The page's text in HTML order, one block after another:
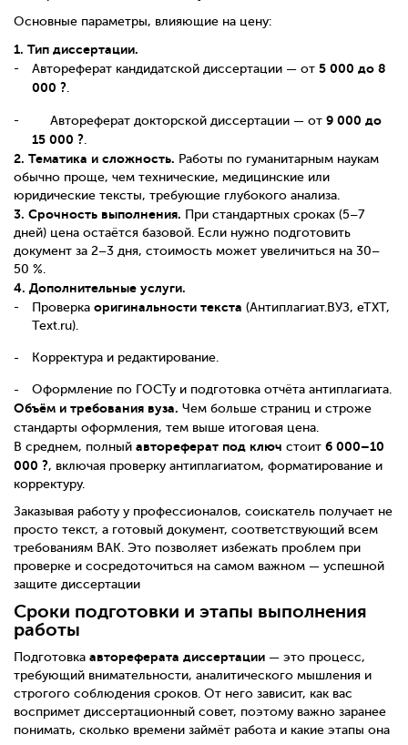
Основные параметры, влияющие на цену:
1. Тип диссертации.
Автореферат кандидатской диссертации — от 5 000 до 8
000 ?
Автореферат докторской диссертации — от 9 000 до
15 000 ?
2. Тематика и сложность. Работы по гуманитарным наукам
обычно проще, чем технические, медицинские или
юридические тексты, требующие глубокого анализа.
3. Срочность выполнения. При стандартных сроках (5–7
дней) цена остаётся базовой. Если нужно подготовить
документ за 2–3 дня, стоимость может увеличиться на 30–
50 %.
4. Дополнительные услуги.
Проверка оригинальности текста (Антиплагиат.ВУЗ, eTXT,
Text.ru).
Корректура и редактирование.
Оформление по ГОСТу и подготовка отчёта антиплагиата.
Объём и требования вуза. Чем больше страниц и строже
стандарты оформления, тем выше итоговая цена.
В среднем, полный автореферат под ключ стоит 6 000–10
000 ?, включая проверку антиплагиатом, форматирование и
корректуру.
Заказывая работу у профессионалов, соискатель получает не
просто текст, а готовый документ, соответствующий всем
требованиям ВАК. Это позволяет избежать проблем при
проверке и сосредоточиться на самом важном — успешной
защите диссертации
Сроки подготовки и этапы выполнения
работы
Подготовка автореферата диссертации — это процесс,
требующий внимательности, аналитического мышления и
строгого соблюдения сроков. От него зависит, как вас
воспримет диссертационный совет, поэтому важно заранее
понимать, сколько времени займёт работа и какие этапы она